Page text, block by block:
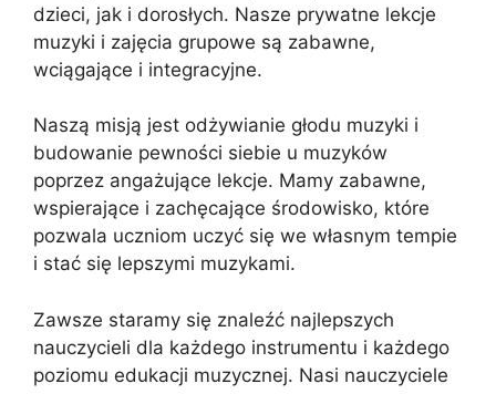
dzieci, jak i dorosłych. Nasze prywatne lekcje
muzyki i zajęcia grupowe są zabawne,
wciągające i integracyjne.
Naszą misją jest odżywianie głodu muzyki i
budowanie pewności siebie u muzyków
poprzez angażujące lekcje. Mamy zabawne,
wspierające i zachęcające środowisko, które
pozwala uczniom uczyć się we własnym tempie
i stać się lepszymi muzykami.
Zawsze staramy się znaleźć najlepszych
nauczycieli dla każdego instrumentu i każdego
poziomu edukacji muzycznej. Nasi nauczyciele